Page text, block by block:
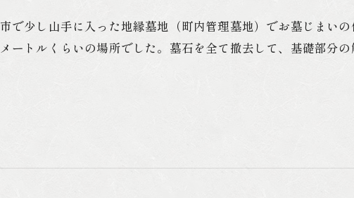
で少し山手に入った地縁墓地（町内管理墓地）でお墓じまい
ートルくらいの場所でした。墓石を全て撤去して、基礎部分